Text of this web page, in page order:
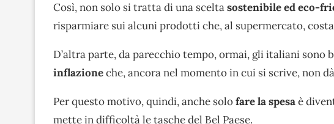
Così, non solo si tratta di una sceltasostenibile ed eco-
risparmiare sui alcuni prodotti che, al supermercato,
D’altra parte, da parecchio tempo, ormai, gli italiani sono
inflazioneche, ancora nel momento in cui si scrive, non
Per questo motivo, quindi, anche solofare la spesaè
mette in difficoltà le tasche del Bel Paese.